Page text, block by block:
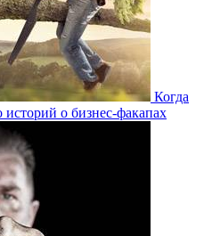
Когда
историй о бизнес-факапах